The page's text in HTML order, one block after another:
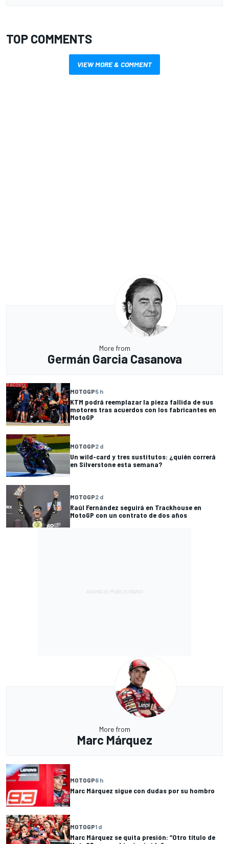
TOP COMMENTS
VIEW MORE & COMMENT
More from
Germán Garcia Casanova
MOTOGP5 h
KTM podrá reemplazar la pieza fallida de sus
motores tras acuerdos con los fabricantes en
MotoGP
MOTOGP2 d
Un wild-card y tres sustitutos: ¿quién correrá
en Silverstone esta semana?
MOTOGP2 d
Raúl Fernández seguirá en Trackhouse en
MotoGP con un contrato de dos años
More from
Marc Márquez
MOTOGP6 h
Marc Márquez sigue con dudas por su hombro
MOTOGP1 d
Marc Márquez se quita presión: “Otro título de